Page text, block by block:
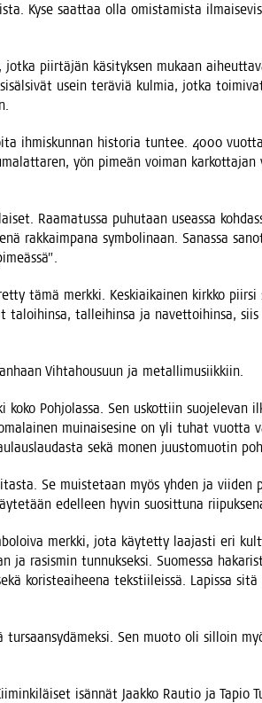
Kyse saat­taa olla omis­ta­mis­ta
piir­tä­jän käsi­tyk­sen mukaan
usein terä­viä kul­mia, jot­ka
ihmis­kun­nan his­to­ria tun­tee. 4000
yön pimeän voi­man kar­kot­ta­jan
Raa­ma­tus­sa puhu­taan useas­sa
rak­kaim­pa­na sym­bo­li­naan. Sanas­sa
tämä merk­ki. Kes­kiai­kai­nen kirk­ko piir­si
taloi­hin­sa, tal­lei­hin­sa ja navet­toi­hin­sa, siis
Vih­ta­housuun ja metallimusiikkiin.
Poh­jo­las­sa. Sen uskot­tiin suo­je­le­van
mui­nai­se­si­ne on yli tuhat vuot­ta
sekä monen juus­to­muo­tin
Se muis­te­taan myös yhden ja vii­den
edel­leen hyvin suo­sit­tu­na
merk­ki, jota käy­tet­ty laa­jas­ti eri
ja rasis­min tun­nuk­sek­si. Suo­mes­sa
koris­te­ai­hee­na teks­tii­leis­sä. Lapis­sa sitä
Sen muo­to oli sil­loin
isän­nät Jaak­ko Rau­tio ja Tapio